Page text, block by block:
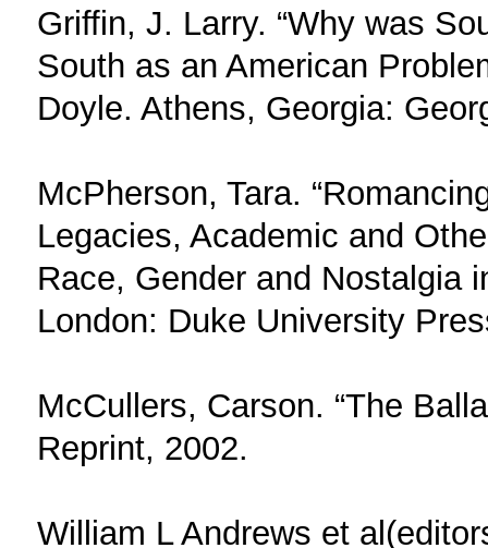
Griffin, J. Larry. “Why was
South as an American
Doyle. Athens, Georgia:
McPherson, Tara.
Legacies, Academic and
Race, Gender and Nostalgia
London: Duke University
McCullers, Carson. “The
Reprint, 2002.
William L Andrews et